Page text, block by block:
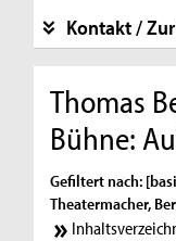
Kontakt /
Thomas
Bühne:
Gefiltert nach:
Theatermacher,